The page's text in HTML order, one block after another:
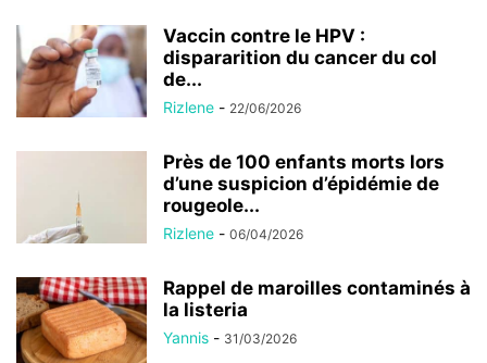
Vaccin contre le HPV :
dispararition du cancer du col
de...
Rizlene - 22/06/2026
Près de 100 enfants morts lors
d’une suspicion d’épidémie de
rougeole...
Rizlene - 06/04/2026
Rappel de maroilles contaminés à
la listeria
Yannis - 31/03/2026